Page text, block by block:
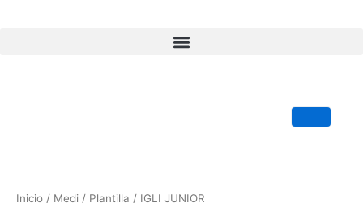
Inicio / Medi / Plantilla / IGLI JUNIOR